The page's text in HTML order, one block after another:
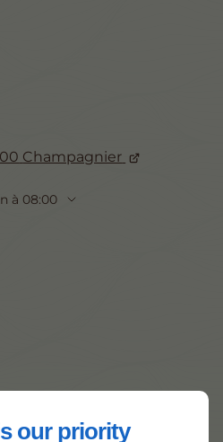
our priority
Champagnier
à 08:00